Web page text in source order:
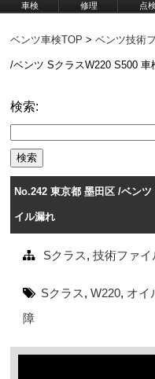
車検 修理 点
ベンツ車検TOP >ベンツ技術
/ベンツ SクラスW220 S500
検索:
No.242 東京都 墨田区 /ベン
イル漏れ
Sクラス,技術ファイ
Sクラス,W220, オイ
障